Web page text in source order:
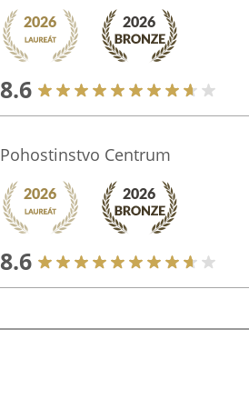
8.6
Pohostinstvo Centrum
8.6